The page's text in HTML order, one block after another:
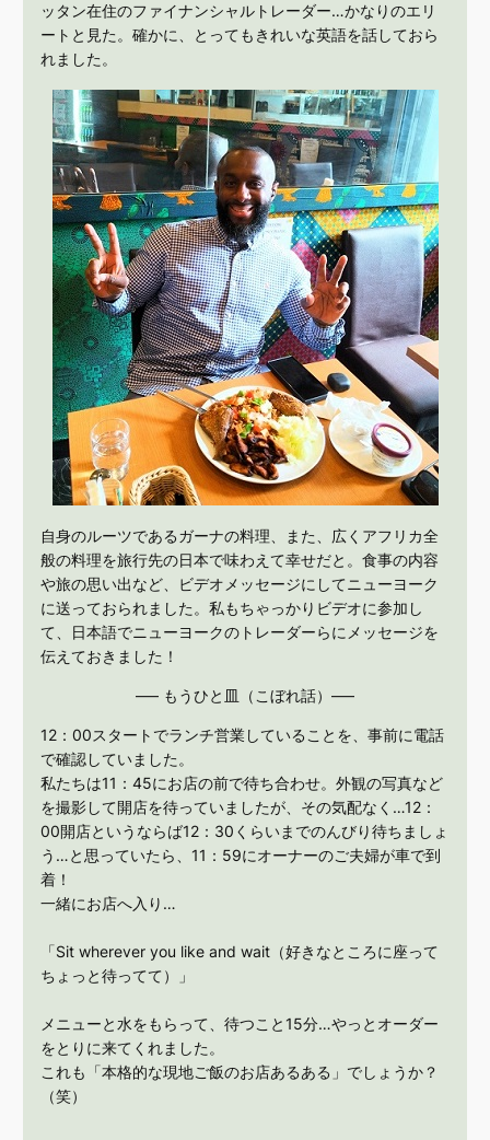
ッタン在住のファイナンシャルトレーダー…かなりのエリ
ートと見た。確かに、とってもきれいな英語を話しておら
れました。
自身のルーツであるガーナの料理、また、広くアフリカ全
般の料理を旅行先の日本で味わえて幸せだと。食事の内容
や旅の思い出など、ビデオメッセージにしてニューヨーク
に送っておられました。私もちゃっかりビデオに参加し
て、日本語でニューヨークのトレーダーらにメッセージを
伝えておきました！
—– もうひと皿（こぼれ話）—–
12：00スタートでランチ営業していることを、事前に電話
で確認していました。
私たちは11：45にお店の前で待ち合わせ。外観の写真など
を撮影して開店を待っていましたが、その気配なく…12：
00開店というならば12：30くらいまでのんびり待ちましょ
う…と思っていたら、11：59にオーナーのご夫婦が車で到
着！
一緒にお店へ入り…
「Sit wherever you like and wait（好きなところに座って
ちょっと待ってて）」
メニューと水をもらって、待つこと15分…やっとオーダー
をとりに来てくれました。
これも「本格的な現地ご飯のお店あるある」でしょうか？
（笑）